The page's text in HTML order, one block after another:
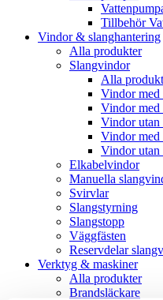
Tillbehör
Vindor & slanghantering
Alla produkter
Slangvindor
Alla
Vindor med
Vindor med
Vindor utan
Vindor med
Vindor utan
Elkabelvindor
Manuella
Svirvlar
Slangstyrning
Slangstopp
Väggfästen
Reservdelar
Verktyg & maskiner
Alla produkter
Brandsläckare